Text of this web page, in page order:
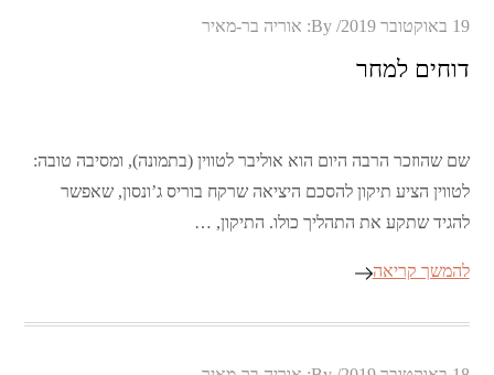
Posted
19 באוקטובר 2019 By: אוריה בר-מאיר
דוחים למחר
שם שהוזכר הרבה היום הוא אוליבר לטווין (בתמונה), ומסיבה טובה:
לטווין הציע תיקון להסכם היציאה שרקח בוריס ג’ונסון, שאפשר
להגיד שתקע את התהליך כולו. התיקון, …
להמשך קריאה